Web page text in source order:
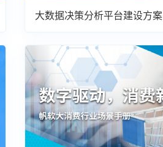
大数据决策分析平台建设方案